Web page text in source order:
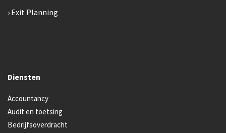
Exit Planning
Diensten
Accountancy
Audit en toetsing
Bedrijfsoverdracht